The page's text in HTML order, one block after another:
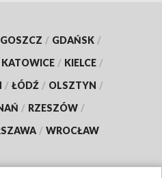
/ GDAŃSK /
KATOWICE / KIELCE /
/ ŁÓDŹ / OLSZTYN /
/ RZESZÓW /
/ WROCŁAW